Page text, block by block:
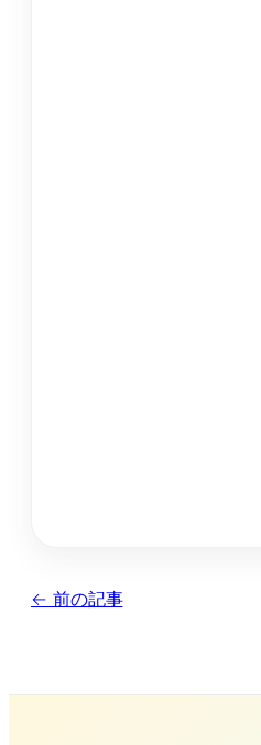
← 前の記事